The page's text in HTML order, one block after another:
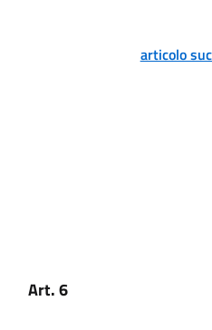
articolo
Art. 6